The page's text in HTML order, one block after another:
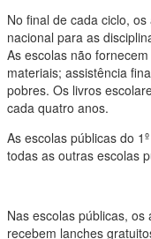
No final de cada ciclo,
nacional para as
As escolas não
materiais; assistência
pobres. Os livros
cada quatro anos.
As escolas públicas do
todas as outras escolas
Nas escolas públicas,
recebem lanches